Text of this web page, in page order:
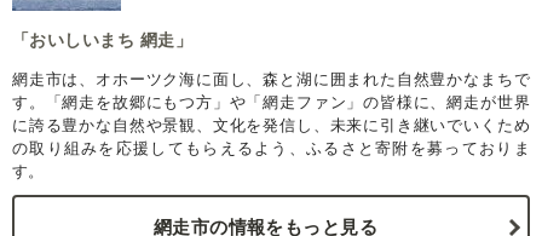
「おいしいまち 網走」
網走市は、オホーツク海に面し、森と湖に囲まれた自然豊かなまちで
す。「網走を故郷にもつ方」や「網走ファン」の皆様に、網走が世界
に誇る豊かな自然や景観、文化を発信し、未来に引き継いでいくため
の取り組みを応援してもらえるよう、ふるさと寄附を募っておりま
す。
網走市の情報をもっと見る